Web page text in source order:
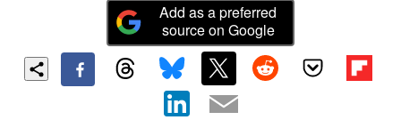
Add as a preferred
source on Google